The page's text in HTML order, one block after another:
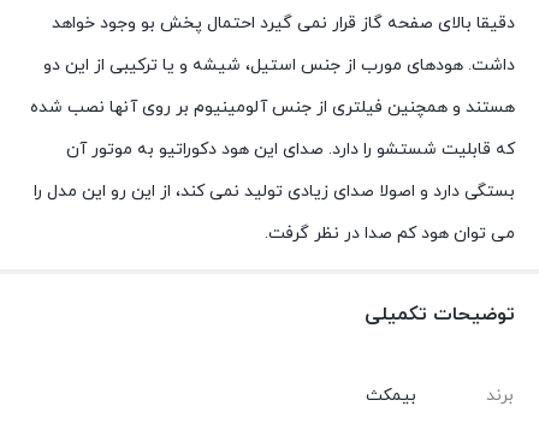
دقیقا بالای صفحه گاز قرار نمی گیرد احتمال پخش بو وجود خواهد
داشت. هودهای مورب از جنس استیل، شیشه و یا ترکیبی از این دو
هستند و همچنین فیلتری از جنس آلومینیوم بر روی آنها نصب شده
که قابلیت شستشو را دارد. صدای این هود دکوراتیو به موتور آن
بستگی دارد و اصولا صدای زیادی تولید نمی کند، از این رو این مدل را
می توان هود کم صدا در نظر گرفت.
توضیحات تکمیلی
برند بیمکث